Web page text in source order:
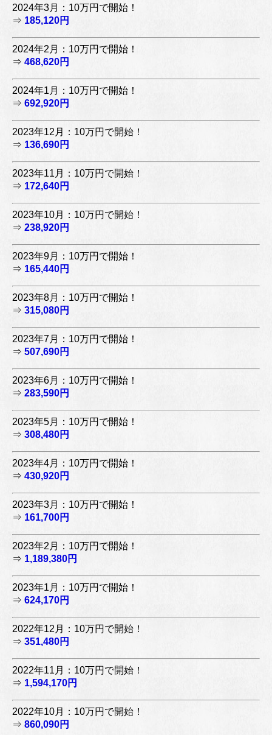
2024年3月：10万円で開始！
⇒ 185,120円
2024年2月：10万円で開始！
⇒ 468,620円
2024年1月：10万円で開始！
⇒ 692,920円
2023年12月：10万円で開始！
⇒ 136,690円
2023年11月：10万円で開始！
⇒ 172,640円
2023年10月：10万円で開始！
⇒ 238,920円
2023年9月：10万円で開始！
⇒ 165,440円
2023年8月：10万円で開始！
⇒ 315,080円
2023年7月：10万円で開始！
⇒ 507,690円
2023年6月：10万円で開始！
⇒ 283,590円
2023年5月：10万円で開始！
⇒ 308,480円
2023年4月：10万円で開始！
⇒ 430,920円
2023年3月：10万円で開始！
⇒ 161,700円
2023年2月：10万円で開始！
⇒ 1,189,380円
2023年1月：10万円で開始！
⇒ 624,170円
2022年12月：10万円で開始！
⇒ 351,480円
2022年11月：10万円で開始！
⇒ 1,594,170円
2022年10月：10万円で開始！
⇒ 860,090円